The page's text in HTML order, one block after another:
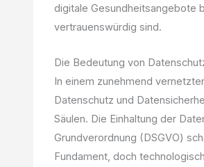
digitale Gesundheitsangebote
vertrauenswürdig sind.
Die Bedeutung von
In einem zunehmend
Datenschutz und
Säulen. Die Einhaltung der
Grundverordnung (DSGVO)
Fundament, doch